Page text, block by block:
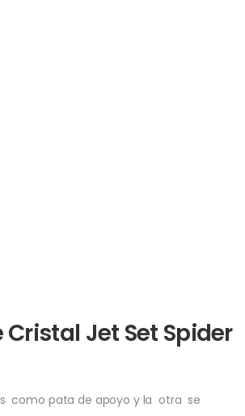
Jet Set Spider
como pata de apoyo y la otra se